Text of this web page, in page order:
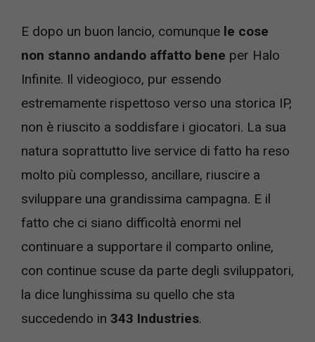
E dopo un buon lancio, comunque le cose
non stanno andando affatto bene per Halo
Infinite. Il videogioco, pur essendo
estremamente rispettoso verso una storica IP,
non è riuscito a soddisfare i giocatori. La sua
natura soprattutto live service di fatto ha reso
molto più complesso, ancillare, riuscire a
sviluppare una grandissima campagna. E il
fatto che ci siano difficoltà enormi nel
continuare a supportare il comparto online,
con continue scuse da parte degli sviluppatori,
la dice lunghissima su quello che sta
succedendo in 343 Industries.